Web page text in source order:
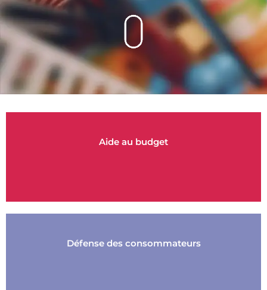
Aide au budget
Défense des consommateurs